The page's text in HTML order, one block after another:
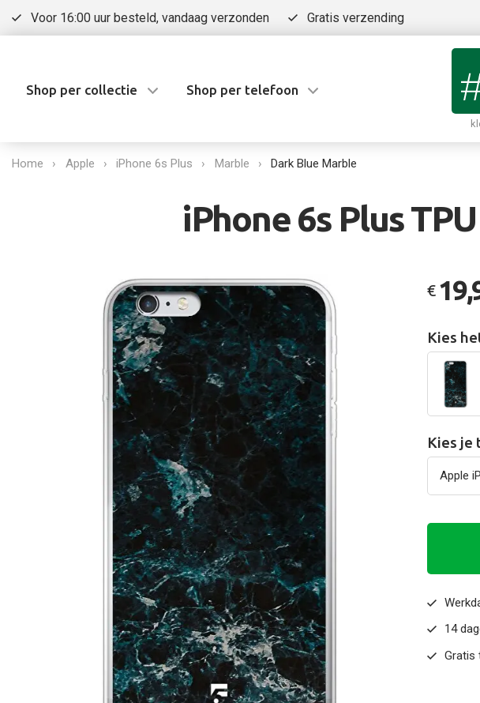
Voor 16:00 uur besteld, vandaag verzonden Gratis verzending
Shop per collectie Shop per telefoon
Home Apple iPhone 6s Plus Marble Dark Blue Marble
iPhone 6s Plus
€
Kies
Kies je
14